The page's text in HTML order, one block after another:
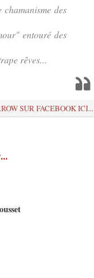
des
entouré des
rêves...
SUR FACEBOOK ICI...